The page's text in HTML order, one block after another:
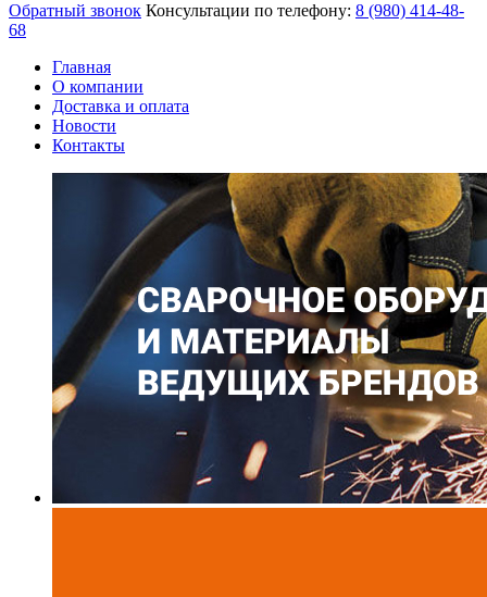
Обратный звонок Консультации по телефону: 8 (980) 414-48-
68
Главная
О компании
Доставка и оплата
Новости
Контакты